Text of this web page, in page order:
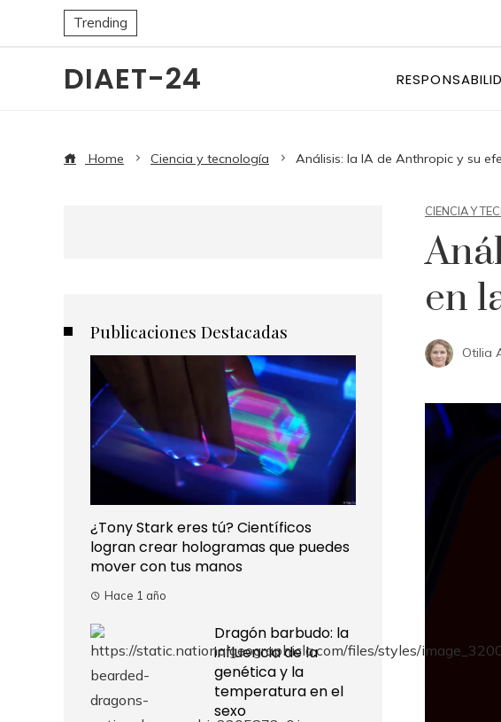
Trending
DIAET-24
Home Ciencia y tecnología Análisis: la IA de Anthropic y su
CIENCIA Y
en
Otilia
Publicaciones Destacadas
¿Tony Stark eres tú? Científicos
logran crear hologramas que puedes
mover con tus manos
Hace 1 año
Dragón barbudo: la
influencia de la
genética y la
temperatura en el
sexo